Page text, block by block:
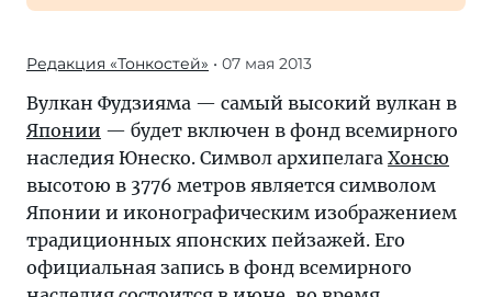
Редакция «Тонкостей» • 07 мая 2013
Вулкан Фудзияма — самый высокий вулкан в
Японии — будет включен в фонд всемирного
наследия Юнеско. Символ архипелага Хонсю
высотою в 3776 метров является символом
Японии и иконографическим изображением
традиционных японских пейзажей. Его
официальная запись в фонд всемирного